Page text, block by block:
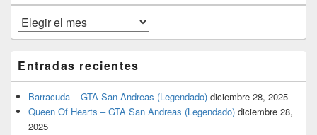
primaria
Archivos
Entradas recientes
Barracuda – GTA San Andreas (Legendado) diciembre 28, 2025
Queen Of Hearts – GTA San Andreas (Legendado) diciembre 28,
2025